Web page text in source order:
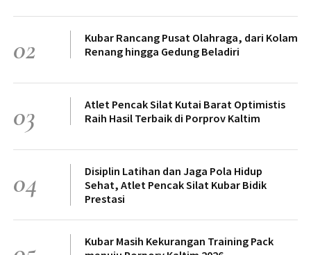
02
Kubar Rancang Pusat Olahraga, dari Kolam
Renang hingga Gedung Beladiri
03
Atlet Pencak Silat Kutai Barat Optimistis
Raih Hasil Terbaik di Porprov Kaltim
04
Disiplin Latihan dan Jaga Pola Hidup
Sehat, Atlet Pencak Silat Kubar Bidik
Prestasi
Kubar Masih Kekurangan Training Pack